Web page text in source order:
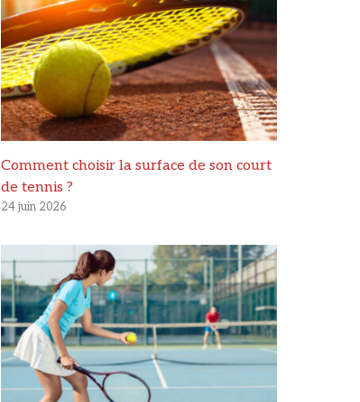
Comment choisir la surface de son court
de tennis ?
24 juin 2026